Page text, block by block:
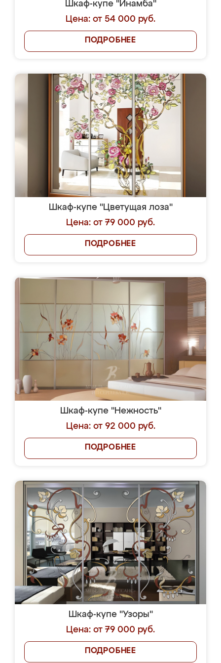
Шкаф-купе "Инамба"
Цена: от 54 000 руб.
ПОДРОБНЕЕ
Шкаф-купе "Цветущая лоза"
Цена: от 79 000 руб.
ПОДРОБНЕЕ
Шкаф-купе "Нежность"
Цена: от 92 000 руб.
ПОДРОБНЕЕ
Шкаф-купе "Узоры"
Цена: от 79 000 руб.
ПОДРОБНЕЕ